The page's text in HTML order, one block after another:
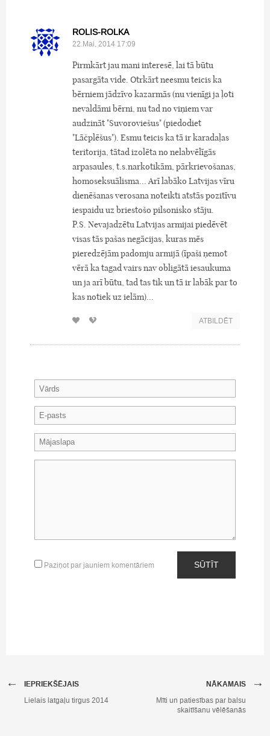
ROLIS-ROLKA
22.Mai, 2014 17:09
Pirmkārt jau mani interesē, lai tā būtu
pasargāta vide. Otrkārt neesmu teicis ka
bērniem jādzīvo kazarmās (nu vienīgi ja ļoti
nevaldāmi bērni, nu tad no viņiem var
audzināt "Suvoroviešus" (piedodiet
"Lāčplēšus"). Esmu teicis ka tā ir karadaļas
teritorija, tātad izolēta no nelabvēlīgās
arpasaules, t.s.narkotikām, pārkrievošanas,
homoseksuālisma... Arī labāko Latvijas vīru
dienēšanas verosana noteikti atstās pozitīvu
iespaidu uz briestošo pilsonisko stāju.
P.S. Nevajadzētu Latvijas armijai piedēvēt
visas tās pašas negācijas, kuras mēs
pieredzējām padomju armijā (īpaši ņemot
vērā ka tagad vairs nav obligātā iesaukuma
un ja arī būtu, tad tas tik un tā ir labāk par to
kas notiek uz ielām)...
ATBILDĒT
Paziņot par jauniem komentāriem SŪTĪT
IEPRIEKŠĒJAIS
←
Lielais latgaļu tirgus 2014
NĀKAMAIS →
Mīti un patiesības par balsu
skaitīšanu vēlēšanās